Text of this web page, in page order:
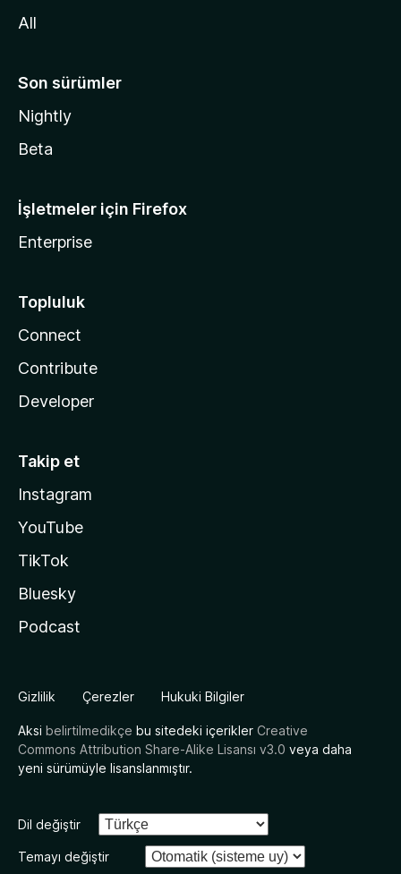
All
Son sürümler
Nightly
Beta
İşletmeler için Firefox
Enterprise
Topluluk
Connect
Contribute
Developer
Takip et
Instagram
YouTube
TikTok
Bluesky
Podcast
Gizlilik Çerezler Hukuki Bilgiler
Aksi belirtilmedikçe bu sitedeki içerikler Creative
Commons Attribution Share-Alike Lisansı v3.0 veya daha
yeni sürümüyle lisanslanmıştır.
Dil değiştir
Temayı değiştir